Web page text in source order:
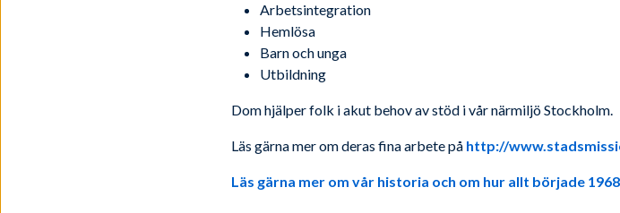
Arbetsintegration
Hemlösa
Barn och unga
Utbildning
Dom hjälper folk i akut behov av stöd i vår närmiljö Stockholm.
Läs gärna mer om deras fina arbete på http://
Läs gärna mer om vår historia och om hur allt började